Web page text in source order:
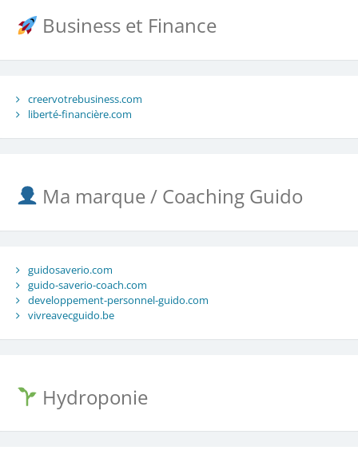
Business et Finance
creervotrebusiness.com
liberté-financière.com
Ma marque / Coaching Guido
guidosaverio.com
guido-saverio-coach.com
developpement-personnel-guido.com
vivreavecguido.be
Hydroponie